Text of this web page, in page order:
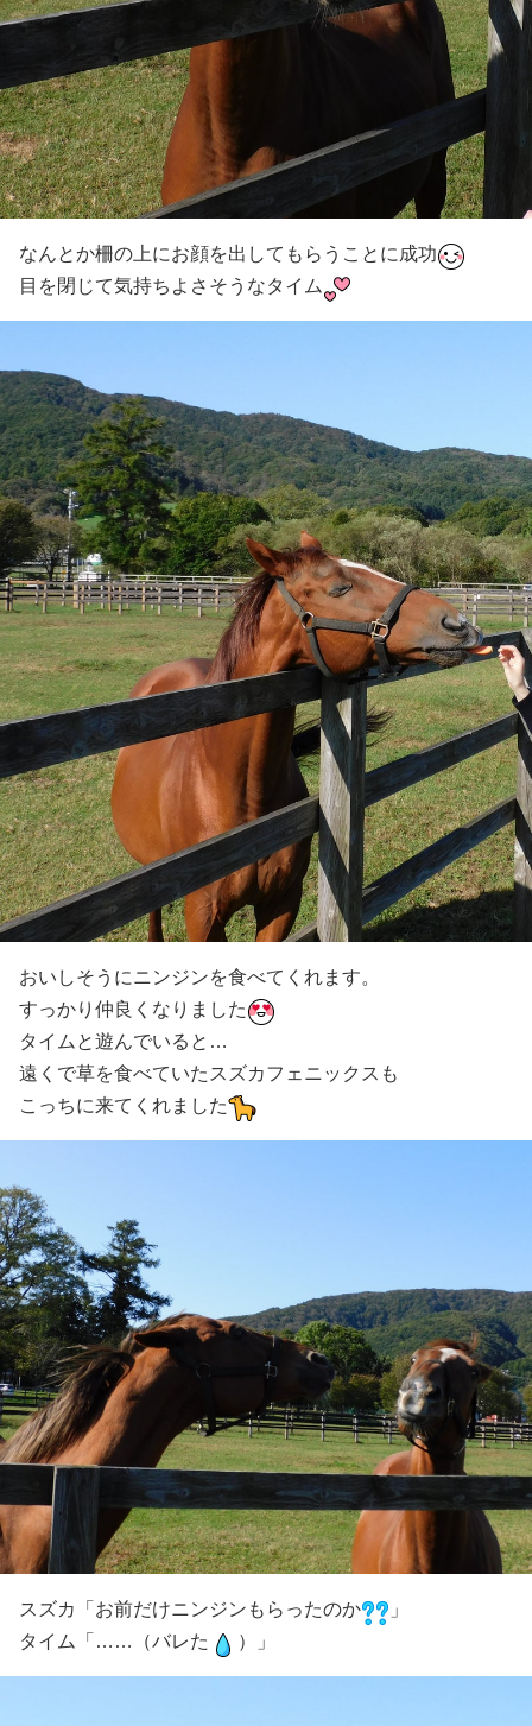
なんとか柵の上にお顔を出してもらうことに成功
目を閉じて気持ちよさそうなタイム
おいしそうにニンジンを食べてくれます。
すっかり仲良くなりました
タイムと遊んでいると…
遠くで草を食べていたスズカフェニックスも
こっちに来てくれました
スズカ「お前だけニンジンもらったのか
」
タイム「……（バレた
）」